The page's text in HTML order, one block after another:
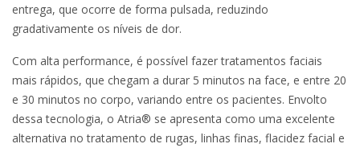
entrega, que ocorre de forma pulsada, reduzindo
gradativamente os níveis de dor.
Com alta performance, é possível fazer tratamentos faciais
mais rápidos, que chegam a durar 5 minutos na face, e entre 20
e 30 minutos no corpo, variando entre os pacientes. Envolto
dessa tecnologia, o Atria® se apresenta como uma excelente
alternativa no tratamento de rugas, linhas finas, flacidez facial e